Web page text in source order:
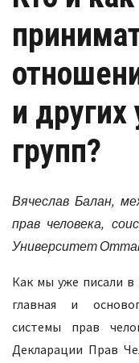
и
групп?
Вячеслав Балан,
прав человека,
Университет
Как мы уже писали в
главная и
системы прав
Декларации Прав